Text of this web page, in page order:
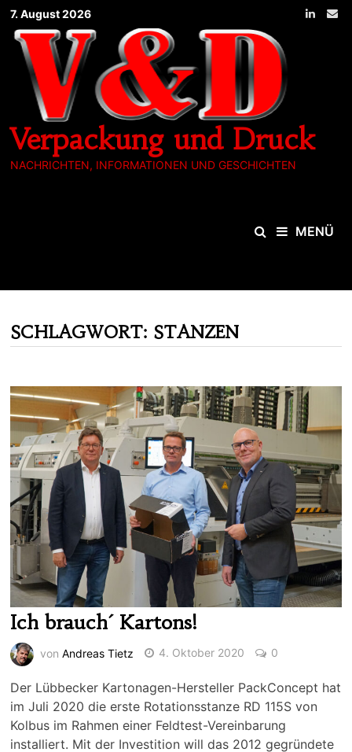
Zum
Inhalt
springen
7. August 2026
Verpackung und Druck
NACHRICHTEN, INFORMATIONEN UND GESCHICHTEN
MENÜ
SCHLAGWORT: STANZEN
Ich brauch´ Kartons!
von Andreas Tietz 4. Oktober 2020 0
Der Lübbecker Kartonagen-Hersteller PackConcept hat
im Juli 2020 die erste Rotationsstanze RD 115S von
Kolbus im Rahmen einer Feldtest-Vereinbarung
installiert. Mit der Investition will das 2012 gegründete